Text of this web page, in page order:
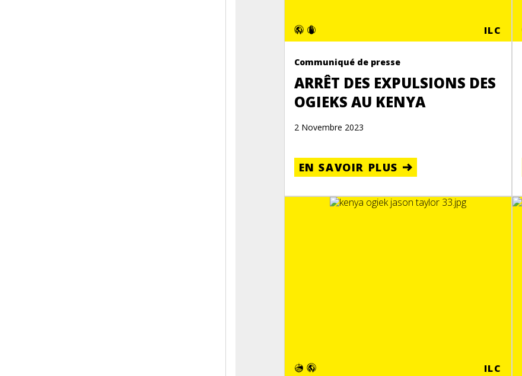
ILC
Communiqué de presse
ARRÊT DES EXPULSIONS DES
OGIEKS AU KENYA
2 Novembre 2023
EN SAVOIR PLUS
ILC